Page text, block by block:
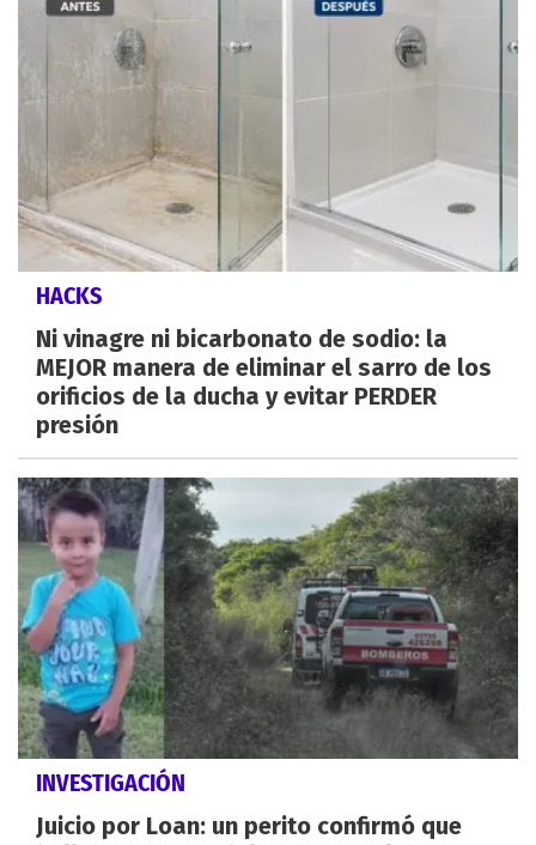
HACKS
Ni vinagre ni bicarbonato de sodio: la
MEJOR manera de eliminar el sarro de los
orificios de la ducha y evitar PERDER
presión
INVESTIGACIÓN
Juicio por Loan: un perito confirmó que